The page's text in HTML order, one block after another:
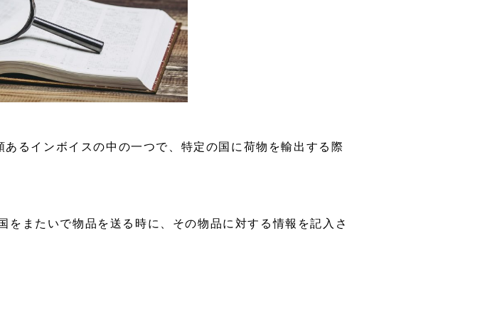
るインボイスの中の一つで、特定の国に荷物を輸出する際
またいで物品を送る時に、その物品に対する情報を記入さ